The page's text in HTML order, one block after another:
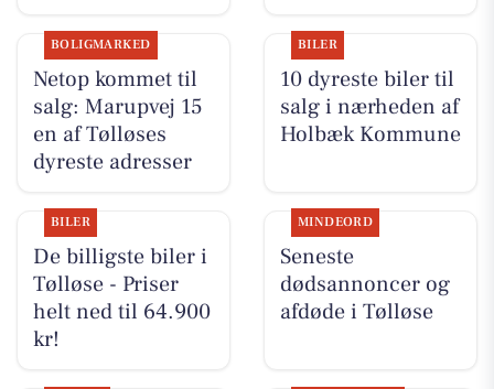
BOLIGMARKED
Netop kommet til
salg: Marupvej 15
en af Tølløses
dyreste adresser
BILER
10 dyreste biler til
salg i nærheden af
Holbæk Kommune
BILER
De billigste biler i
Tølløse - Priser
helt ned til 64.900
kr!
MINDEORD
Seneste
dødsannoncer og
afdøde i Tølløse